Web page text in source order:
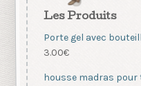
Les Produits
Porte gel avec
3.00€
housse madras pour